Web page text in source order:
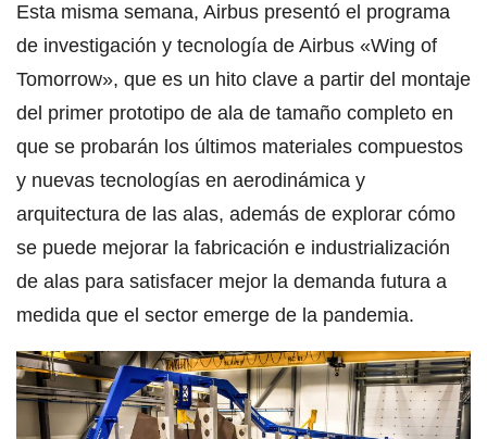
Esta misma semana, Airbus presentó el programa
de investigación y tecnología de Airbus «Wing of
Tomorrow», que es un hito clave a partir del montaje
del primer prototipo de ala de tamaño completo en
que se probarán los últimos materiales compuestos
y nuevas tecnologías en aerodinámica y
arquitectura de las alas, además de explorar cómo
se puede mejorar la fabricación e industrialización
de alas para satisfacer mejor la demanda futura a
medida que el sector emerge de la pandemia.